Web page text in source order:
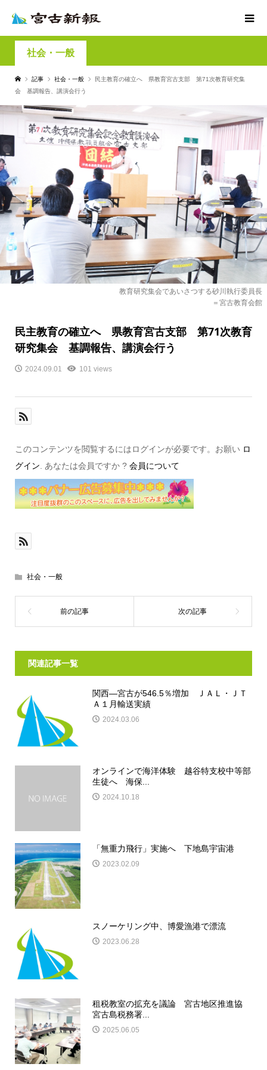
社会・一般
記事 社会・一般
民主教育の確立へ 県教育宮古支部 第71次教育研究集
会 基調報告、講演会行う
教育研究集会であいさつする砂川執行委員長
＝宮古教育会館
民主教育の確立へ 県教育宮古支部 第71次教育
研究集会 基調報告、講演会行う
2024.09.01 101 views
このコンテンツを閲覧するにはログインが必要です。お願い ロ
グイン . あなたは会員ですか ? 会員について
社会・一般
関連記事一覧
関西―宮古が546.5％増加 ＪＡＬ・ＪＴ
Ａ１月輸送実績
2024.03.06
オンラインで海洋体験 越谷特支校中等部
生徒へ 海保...
2024.10.18
「無重力飛行」実施へ 下地島宇宙港
2023.02.09
スノーケリング中、博愛漁港で漂流
2023.06.28
租税教室の拡充を議論 宮古地区推進協
宮古島税務署...
2025.06.05